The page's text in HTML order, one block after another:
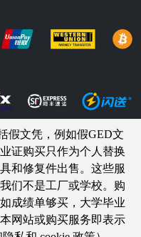
假文凭，例如假GED文
证购买只作为个人替换
和修复件出售。这些服
们不是工厂或学校。购
成绩单够买 ，大学毕业
网站或购买服务即表示